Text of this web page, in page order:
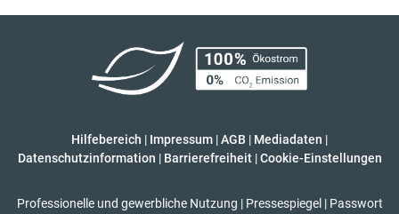
Hilfebereich | Impressum |AGB | Mediadaten |
Datenschutzinformation | Barrierefreiheit | Cookie-Einstellungen
Professionelle und gewerbliche Nutzung | Pressespiegel | Passwort